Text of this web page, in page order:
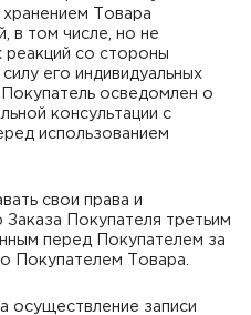
хранением Товара
в том числе, но не
реакций со стороны
его индивидуальных
осведомлен о
консультации с
использованием
свои права и
Покупателя третьим
перед Покупателем за
Покупателем Товара.
осуществление записи